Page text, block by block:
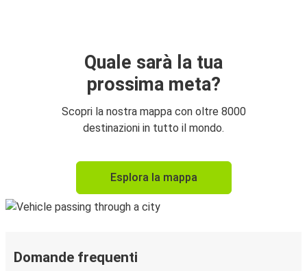
Quale sarà la tua
prossima meta?
Scopri la nostra mappa con oltre 8000
destinazioni in tutto il mondo.
Esplora la mappa
Domande frequenti